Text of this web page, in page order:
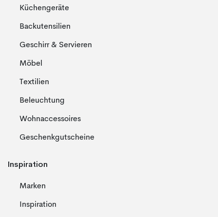
Küchengeräte
Backutensilien
Geschirr & Servieren
Möbel
Textilien
Beleuchtung
Wohnaccessoires
Geschenkgutscheine
Inspiration
Marken
Inspiration